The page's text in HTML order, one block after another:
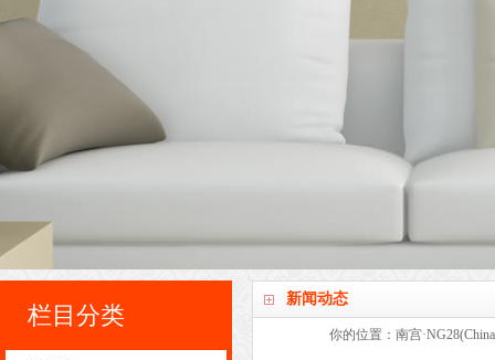
新闻动态
你的位置： 南宫
栏目分类